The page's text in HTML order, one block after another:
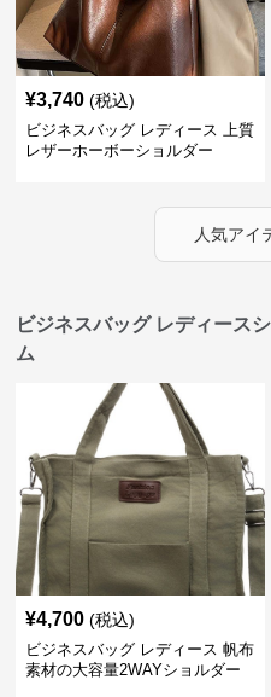
¥3,740 (税込)
ビジネスバッグ レディース 上質
レザーホーボーショルダー
人気アイ
ビジネスバッグ レディース
ム
¥4,700 (税込)
ビジネスバッグ レディース 帆布
素材の大容量2WAYショルダー